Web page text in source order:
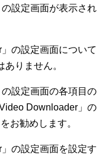
設定画面が表示され
の設定画面について
りません。
設定画面の各項目の
Downloader」の
お勧めします。
の設定画面を設定す